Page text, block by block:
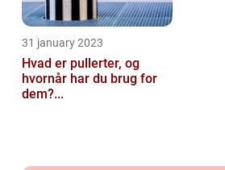
31 january 2023
Hvad er pullerter, og
hvornår har du brug for
dem?...